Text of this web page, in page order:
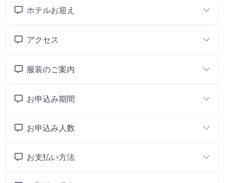
ホテルお迎え
アクセス
服装のご案内
お申込み期間
お申込み人数
お支払い方法